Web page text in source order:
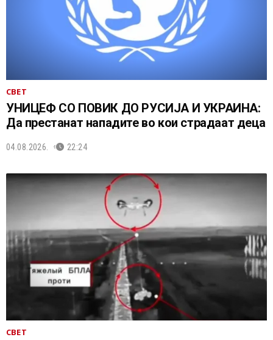
СВЕТ
УНИЦЕФ СО ПОВИК ДО РУСИЈА И УКРАИНА:
Да престанат нападите во кои страдаат деца
04.08.2026. 22:24
СВЕТ